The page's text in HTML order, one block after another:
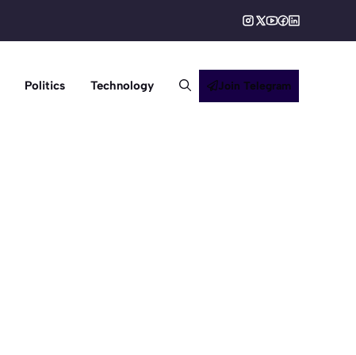
Politics Technology Join Telegram